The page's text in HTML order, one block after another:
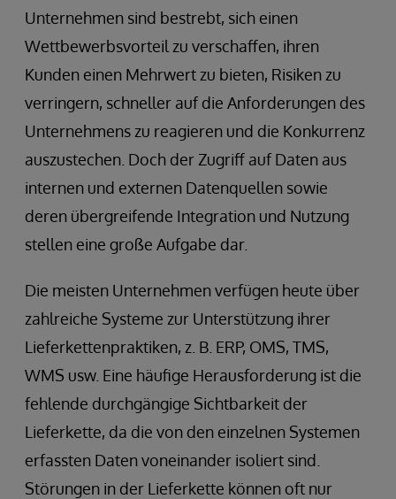
Unternehmen sind bestrebt, sich einen
Wettbewerbsvorteil zu verschaffen, ihren
Kunden einen Mehrwert zu bieten, Risiken zu
verringern, schneller auf die Anforderungen des
Unternehmens zu reagieren und die Konkurrenz
auszustechen. Doch der Zugriff auf Daten aus
internen und externen Datenquellen sowie
deren übergreifende Integration und Nutzung
stellen eine große Aufgabe dar.
Die meisten Unternehmen verfügen heute über
zahlreiche Systeme zur Unterstützung ihrer
Lieferkettenpraktiken, z. B. ERP, OMS, TMS,
WMS usw. Eine häufige Herausforderung ist die
fehlende durchgängige Sichtbarkeit der
Lieferkette, da die von den einzelnen Systemen
erfassten Daten voneinander isoliert sind.
Störungen in der Lieferkette können oft nur